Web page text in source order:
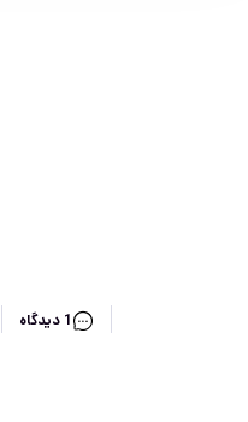
1 دیدگاه